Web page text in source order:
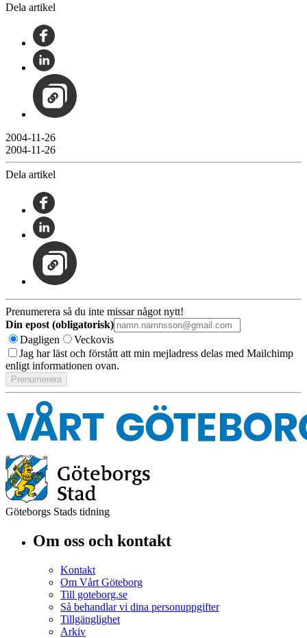
Dela artikel
2004-11-26
2004-11-26
Dela artikel
Prenumerera så du inte missar något nytt!
Din epost (obligatorisk)
Dagligen
Veckovis
Jag har läst och förstått att min mejladress delas med Mailchimp
enligt informationen ovan.
Göteborgs Stads tidning
Om oss och kontakt
Kontakt
Om Vårt Göteborg
Till goteborg.se
Så behandlar vi dina personuppgifter
Tillgänglighet
Arkiv